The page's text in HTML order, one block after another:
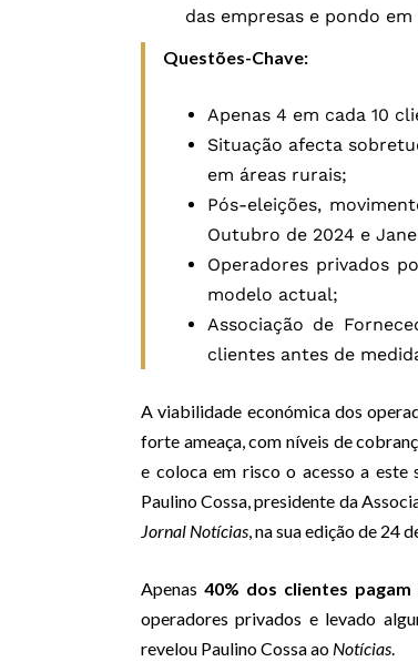
Questões-Chave:
Apenas 4 em cada 10
Situação afecta
em áreas rurais;
Pós-eleições,
Outubro de 2024 e
Operadores privados
modelo actual;
Associação de
clientes antes de
A viabilidade económica dos
forte ameaça, com níveis de
e coloca em risco o acesso a este
Paulino Cossa, presidente da
Jornal Notícias, na sua edição de 24
Apenas 40% dos clientes
operadores privados e levado
revelou Paulino Cossa ao Notícias.
das empresas e pondo